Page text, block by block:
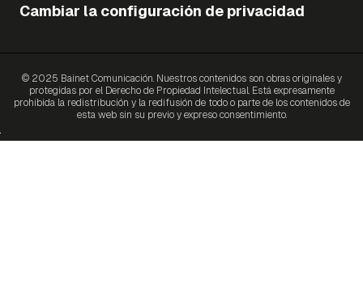
Cambiar la configuración de privacidad
© 2025 Bainet Comunicación. Nuestros contenidos son obras originales y
protegidas por el Derecho de Propiedad Intelectual. Está expresamente
prohibida la redistribución y la redifusión de todo o parte de los contenidos de
esta web sin su previo y expreso consentimiento.